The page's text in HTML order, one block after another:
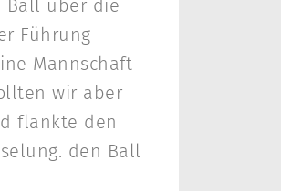
Ball über die
Führung
Mannschaft
wir aber
flankte den
den Ball